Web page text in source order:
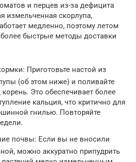
и перцев из-за дефицита
измельченная скорлупа,
медленно, поэтому летом
быстрые методы доставки
Приготовьте настой из
(об этом ниже) и поливайте
корень. Это обеспечивает более
кальция, что критично для
гнилью. Повторяйте
почвы: Если вы не вносили
можно аккуратно припудрить